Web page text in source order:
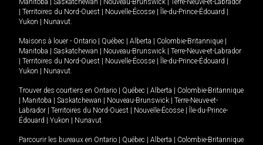
Manitoba
Saskatchewan Nouveau-Brunswick
Terre-Neuve-et-Labrador
Territoires du Nord-Ouest Nouvelle-Écosse Île-du-Prince-Édouard
Yukon
Nunavut.
Maisons à louer - Ontario Québec Alberta Colombie-Britannique
Manitoba
Saskatchewan Nouveau-Brunswick
Terre-Neuve-et-Labrador
Territoires du Nord-Ouest Nouvelle-Écosse Île-du-Prince-Édouard
Yukon
Nunavut.
Trouver des courtiers en Ontario Québec Alberta
Colombie-Britannique
Manitoba Saskatchewan Nouveau-Brunswick
Terre-Neuve-et-
Labrador
Territoires du Nord-Ouest Nouvelle-Écosse
Île-du-Prince-
Édouard
Yukon Nunavut
Parcourir les bureaux en Ontario Québec Alberta
Colombie-Britannique